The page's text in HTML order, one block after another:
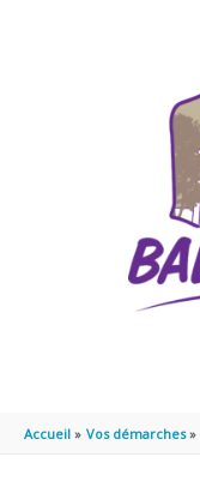
Accueil Vos démarches